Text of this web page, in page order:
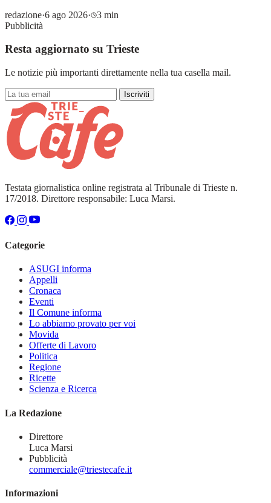
redazione·6 ago 2026·
3 min
Pubblicità
Resta aggiornato su Trieste
Le notizie più importanti direttamente nella tua casella mail.
Iscriviti
Testata giornalistica online registrata al Tribunale di Trieste n.
17/2018. Direttore responsabile: Luca Marsi.
Categorie
ASUGI informa
Appelli
Cronaca
Eventi
Il Comune informa
Lo abbiamo provato per voi
Movida
Offerte di Lavoro
Politica
Regione
Ricette
Scienza e Ricerca
La Redazione
Direttore
Luca Marsi
Pubblicità
commerciale@triestecafe.it
Informazioni